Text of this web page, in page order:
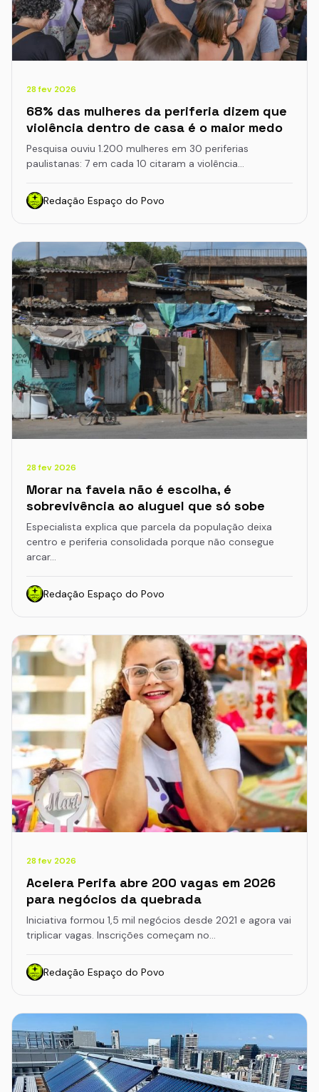
28 fev 2026
68% das mulheres da periferia dizem que
violência dentro de casa é o maior medo
Pesquisa ouviu 1.200 mulheres em 30 periferias
paulistanas: 7 em cada 10 citaram a violência…
Redação Espaço do Povo
28 fev 2026
Morar na favela não é escolha, é
sobrevivência ao aluguel que só sobe
Especialista explica que parcela da população deixa
centro e periferia consolidada porque não consegue
arcar…
Redação Espaço do Povo
28 fev 2026
Acelera Perifa abre 200 vagas em 2026
para negócios da quebrada
Iniciativa formou 1,5 mil negócios desde 2021 e agora vai
triplicar vagas. Inscrições começam no…
Redação Espaço do Povo